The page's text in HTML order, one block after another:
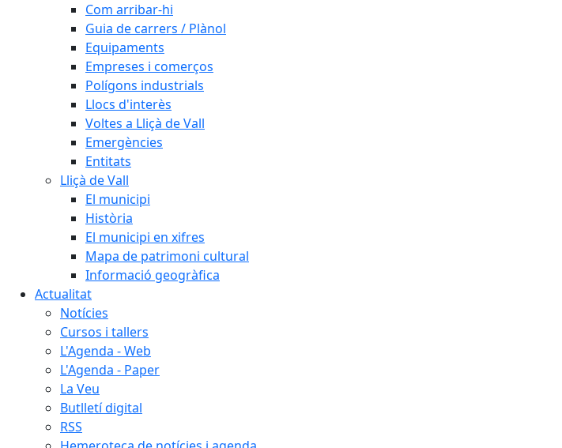
Com arribar-hi
Guia de carrers / Plànol
Equipaments
Empreses i comerços
Polígons industrials
Llocs d'interès
Voltes a Lliçà de Vall
Emergències
Entitats
Lliçà de Vall
El municipi
Història
El municipi en xifres
Mapa de patrimoni cultural
Informació geogràfica
Actualitat
Notícies
Cursos i tallers
L'Agenda - Web
L'Agenda - Paper
La Veu
Butlletí digital
RSS